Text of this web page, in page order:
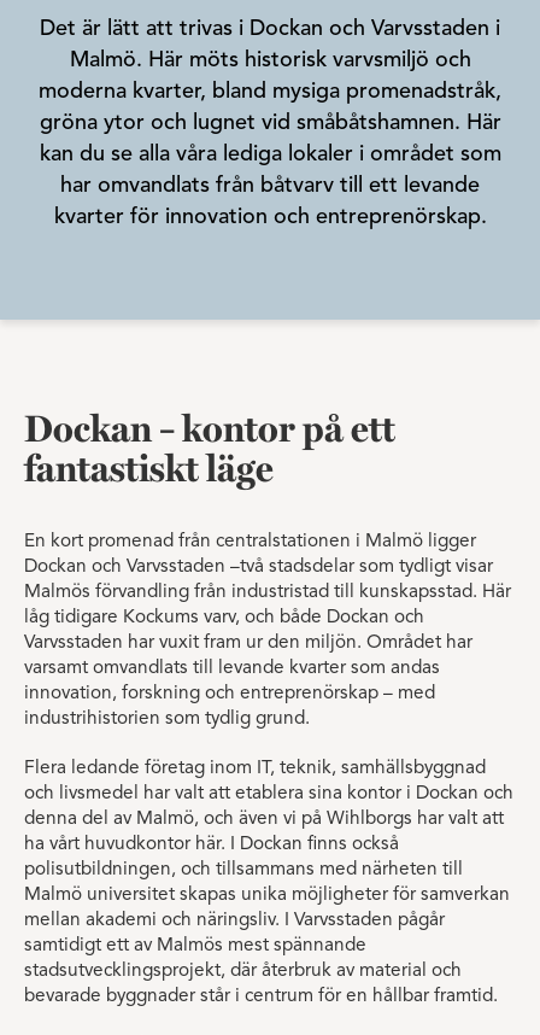
Det är lätt att trivas i Dockan och Varvsstaden i
Malmö. Här möts historisk varvsmiljö och
moderna kvarter, bland mysiga promenadstråk,
gröna ytor och lugnet vid småbåtshamnen. Här
kan du se alla våra lediga lokaler i området som
har omvandlats från båtvarv till ett levande
kvarter för innovation och entreprenörskap.
Dockan – kontor på ett
fantastiskt läge
En kort promenad från centralstationen i Malmö ligger
Dockan och Varvsstaden –två stadsdelar som tydligt visar
Malmös förvandling från industristad till kunskapsstad. Här
låg tidigare Kockums varv, och både Dockan och
Varvsstaden har vuxit fram ur den miljön. Området har
varsamt omvandlats till levande kvarter som andas
innovation, forskning och entreprenörskap – med
industrihistorien som tydlig grund.
Flera ledande företag inom IT, teknik, samhällsbyggnad
och livsmedel har valt att etablera sina kontor i Dockan och
denna del av Malmö, och även vi på Wihlborgs har valt att
ha vårt huvudkontor här. I Dockan finns också
polisutbildningen, och tillsammans med närheten till
Malmö universitet skapas unika möjligheter för samverkan
mellan akademi och näringsliv. I Varvsstaden pågår
samtidigt ett av Malmös mest spännande
stadsutvecklingsprojekt, där återbruk av material och
bevarade byggnader står i centrum för en hållbar framtid.